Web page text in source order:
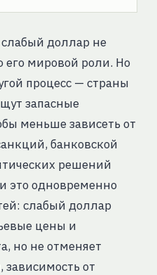
доллар не
его мировой роли. Но
процесс — страны
запасные
меньше зависеть от
банковской
решений
это одновременно
слабый доллар
цены и
но не отменяет
от